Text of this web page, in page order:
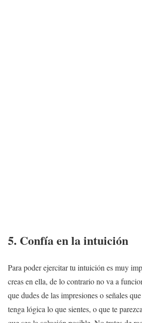
5. Confía en la intuición
Para poder ejercitar tu intuición es muy
creas en ella, de lo contrario no va a
que dudes de las impresiones o señales
tenga lógica lo que sientes, o que te